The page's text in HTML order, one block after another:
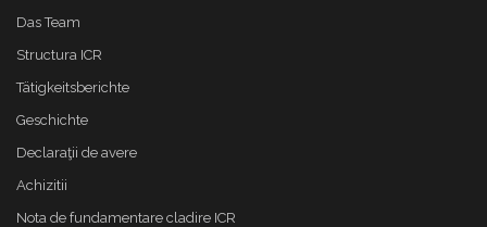
Das Team
Structura ICR
Tätigkeitsberichte
Geschichte
Declaraţii de avere
Achizitii
Nota de fundamentare cladire ICR